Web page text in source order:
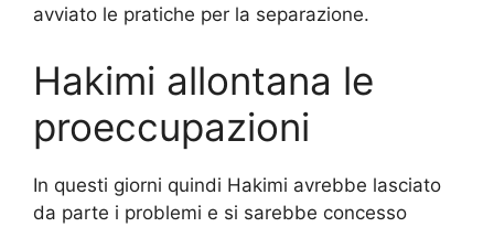
avviato le pratiche per la separazione.
Hakimi allontana le
proeccupazioni
In questi giorni quindi Hakimi avrebbe lasciato
da parte i problemi e si sarebbe concesso